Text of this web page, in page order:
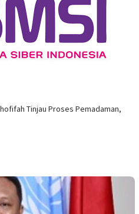
Tinjau Proses Pemadaman,